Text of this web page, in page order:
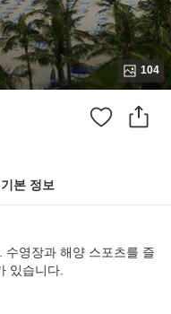
104
기본 정보
수영장과 해양 스포츠를 즐
있습니다.